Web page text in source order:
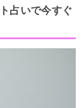
占いで今すぐ